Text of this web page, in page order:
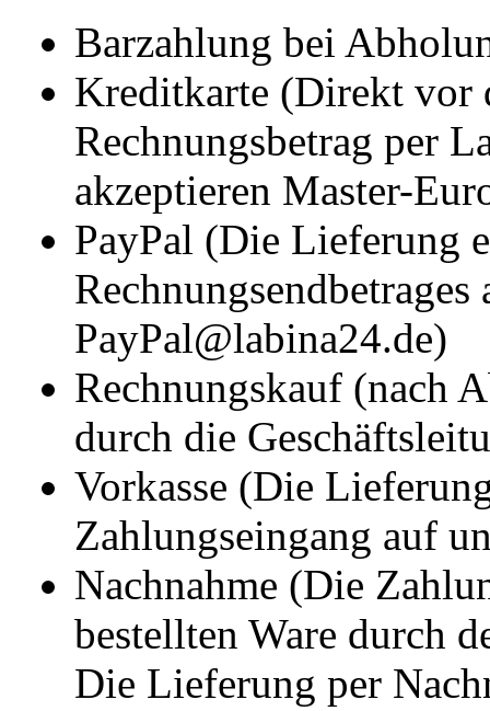
Barzahlung bei
Kreditkarte (Direkt vor
Rechnungsbetrag per
akzeptieren Master-
PayPal (Die Lieferung
PayPal@labina24.de)
Rechnungskauf (nach
durch die
Vorkasse (Die
Zahlungseingang auf
Nachnahme (Die
bestellten Ware durch
Die Lieferung per